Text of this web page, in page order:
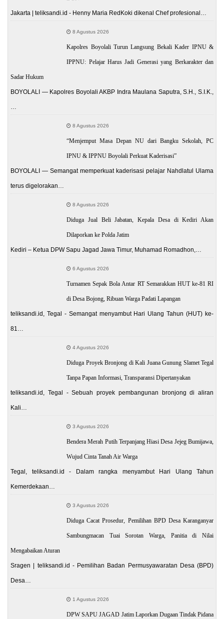
Jakarta | teliksandi.id - Henny Maria RedKoki dikenal Chef profesional…
8 Agustus 2026
Kapolres Boyolali Turun Langsung Bekali Kader IPNU &
IPPNU: Pelajar Harus Jadi Generasi yang Berkarakter dan
Sadar Hukum
BOYOLALI — Kapolres Boyolali AKBP Indra Maulana Saputra, S.H., S.I.K.,
8 Agustus 2026
“Menjemput Masa Depan NU dari Bangku Sekolah, PC
IPNU & IPPNU Boyolali Perkuat Kaderisasi”
BOYOLALI — Semangat memperkuat kaderisasi pelajar Nahdlatul Ulama
terus digelorakan…
8 Agustus 2026
Diduga Jual Beli Jabatan, Kepala Desa di Kediri Akan
Dilaporkan ke Polda Jatim
Kediri – Ketua DPW Sapu Jagad Jawa Timur, Muhamad Romadhon,…
6 Agustus 2026
Turnamen Sepak Bola Antar RT Semarakkan HUT ke-81 RI
di Desa Bojong, Ribuan Warga Padati Lapangan
teliksandi.id, Tegal - Semangat menyambut Hari Ulang Tahun (HUT) ke-
81…
4 Agustus 2026
Diduga Proyek Bronjong di Kali Juana Gunung Slamet Tegal
Tanpa Papan Informasi, Transparansi Dipertanyakan
teliksandi.id, Tegal - Sebuah proyek pembangunan bronjong di aliran
Kali…
3 Agustus 2026
Bendera Merah Putih Terpanjang Hiasi Desa Jejeg Bumijawa,
Wujud Cinta Tanah Air Warga
Tegal, teliksandi.id - Dalam rangka menyambut Hari Ulang Tahun
Kemerdekaan…
3 Agustus 2026
Diduga Cacat Prosedur, Pemilihan BPD Desa Karanganyar
Sambungmacan Tuai Sorotan Warga, Panitia di Nilai
Mengabaikan Aturan
Sragen | teliksandi.id - Pemilihan Badan Permusyawaratan Desa (BPD)
Desa…
1 Agustus 2026
DPW SAPU JAGAD Jatim Laporkan Dugaan Tindak Pidana